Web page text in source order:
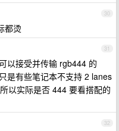
30
都烫
31
以接受并传输 rgb444 的
是有些笔记本不支持 2 lanes
以实际是否 444 要看搭配的
32